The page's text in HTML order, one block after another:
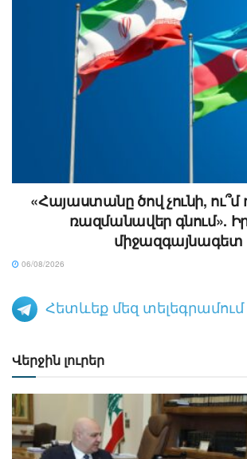
«Հայաստանը ծով չունի, ու՞մ
ռազմանավեր գնում».
միջազգայնագետ
06/08/2026
Հետևեք մեզ տելեգրամում
Վերջին լուրեր